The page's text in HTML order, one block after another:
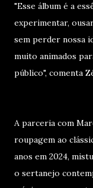
"Esse álbum é a
experimentar,
sem perder nossa
muito animados
público", comenta
A parceria com
roupagem ao
anos em 2024,
o sertanejo